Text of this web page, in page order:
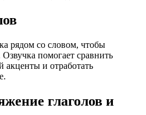
рядом со словом, чтобы
помогает сравнить
акценты и отработать
глаголов и